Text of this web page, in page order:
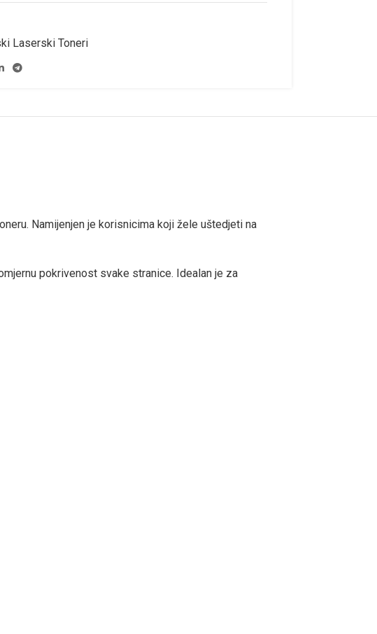
Laserski Toneri
Namijenjen je korisnicima koji žele uštedjeti na
pokrivenost svake stranice. Idealan je za